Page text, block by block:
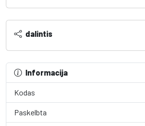
dalintis
Informacija
Kodas
Paskelbta